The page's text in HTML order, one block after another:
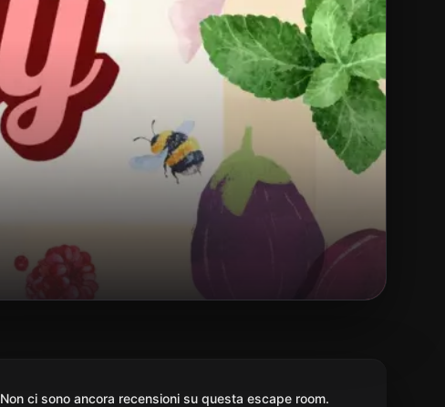
Non ci sono ancora recensioni su questa escape room.